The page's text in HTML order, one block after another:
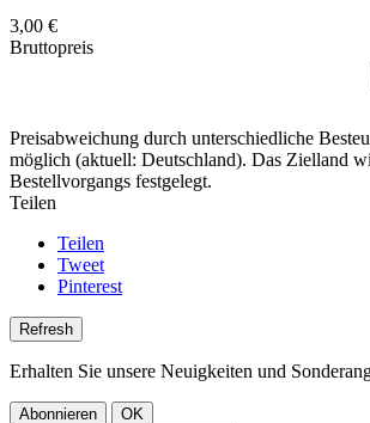
3,00 €
Bruttopreis
Preisabweichung durch unterschiedliche
möglich (aktuell: Deutschland). Das Zielland
Bestellvorgangs festgelegt.
Teilen
Teilen
Tweet
Pinterest
Erhalten Sie unsere Neuigkeiten und